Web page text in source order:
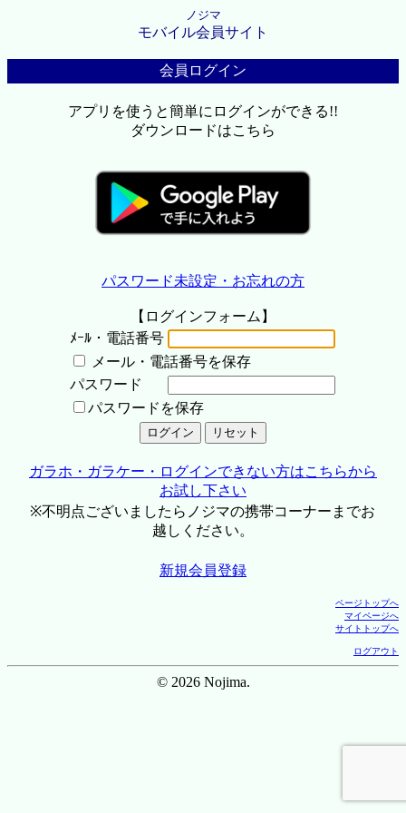
ノジマ
モバイル会員サイト
会員ログイン
アプリを使うと簡単にログインができる!!
ダウンロードはこちら
パスワード未設定・お忘れの方
【ログインフォーム】
ﾒｰﾙ・電話番号
メール・電話番号を保存
パスワード
パスワードを保存
ガラホ・ガラケー・ログインできない方はこちらから
お試し下さい
※不明点ございましたらノジマの携帯コーナーまでお
越しください。
新規会員登録
ページトップへ
マイページへ
サイトトップへ
ログアウト
© 2026 Nojima.